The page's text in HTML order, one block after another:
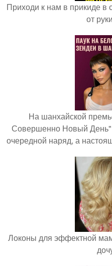
Приходи к нам в прикиде в
от
На шанхайской
Совершенно Новый День"
очередной наряд, а
Локоны для эффектной